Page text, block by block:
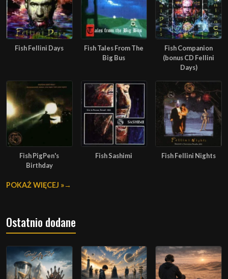
Fish Fellini Days
Fish Tales From The
Big Bus
Fish Companion
(bonus CD Fellini
Days)
Fish PigPen's
Birthday
Fish Sashimi Fish Fellini Nights
POKAŻ WIĘCEJ »
Ostatnio dodane